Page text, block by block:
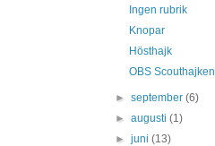
Ingen rubrik
Knopar
Hösthajk
OBS Scouthajken
►september(6)
►augusti(1)
►juni(13)